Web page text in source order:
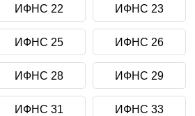
ИФНС 22 ИФНС 23
ИФНС 25 ИФНС 26
ИФНС 28 ИФНС 29
ИФНС 31 ИФНС 33